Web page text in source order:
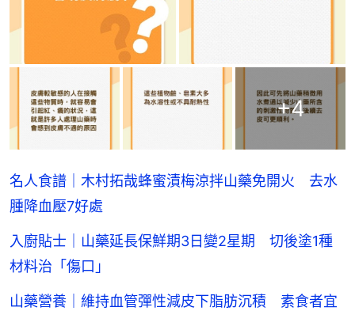
+4
名人食譜｜木村拓哉蜂蜜漬梅涼拌山藥免開火 去水
腫降血壓7好處
入廚貼士｜山藥延長保鮮期3日變2星期 切後塗1種
材料治「傷口」
山藥營養｜維持血管彈性減皮下脂肪沉積 素食者宜